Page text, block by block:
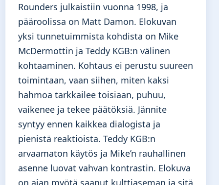
Rounders julkaistiin vuonna 1998, ja
pääroolissa on Matt Damon. Elokuvan
yksi tunnetuimmista kohdista on Mike
McDermottin ja Teddy KGB:n välinen
kohtaaminen. Kohtaus ei perustu suureen
toimintaan, vaan siihen, miten kaksi
hahmoa tarkkailee toisiaan, puhuu,
vaikenee ja tekee päätöksiä. Jännite
syntyy ennen kaikkea dialogista ja
pienistä reaktioista. Teddy KGB:n
arvaamaton käytös ja Mike’n rauhallinen
asenne luovat vahvan kontrastin. Elokuva
on ajan myötä saanut kulttiaseman ja sitä